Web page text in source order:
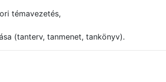
témavezetés,
(tanterv, tanmenet, tankönyv).